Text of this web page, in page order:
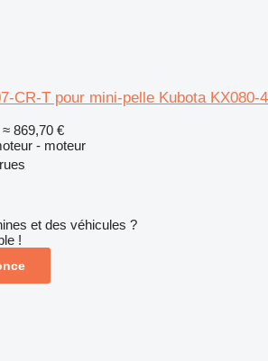
CR-T pour mini-pelle Kubota KX080-4
≈ 869,70 €
- moteur
et des véhicules ?
!